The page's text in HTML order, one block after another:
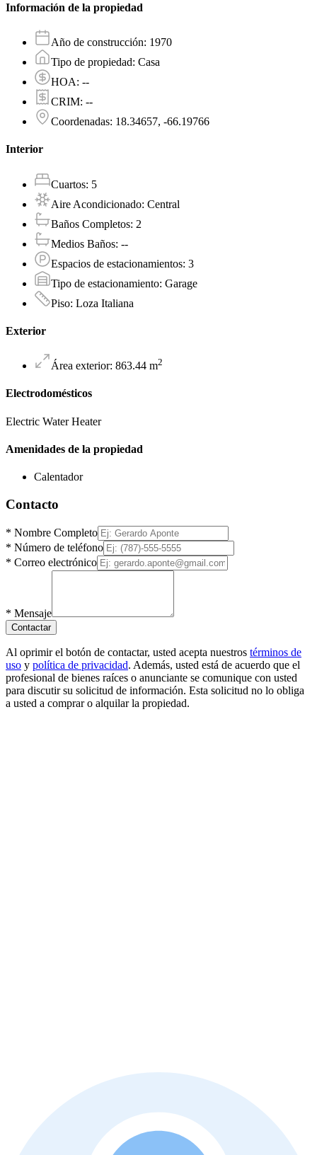
Información de la propiedad
Año de construcción: 1970
Tipo de propiedad: Casa
HOA: --
CRIM: --
Coordenadas: 18.34657, -66.19766
Interior
Cuartos: 5
Aire Acondicionado: Central
Baños Completos: 2
Medios Baños: --
Espacios de estacionamientos: 3
Tipo de estacionamiento: Garage
Piso: Loza Italiana
Exterior
Área exterior: 863.44 m2
Electrodomésticos
Electric Water Heater
Amenidades de la propiedad
Calentador
Contacto
* Nombre Completo
* Número de teléfono
* Correo electrónico
* Mensaje
Contactar
Al oprimir el botón de contactar, usted acepta nuestros términos de
uso y política de privacidad. Además, usted está de acuerdo que el
profesional de bienes raíces o anunciante se comunique con usted
para discutir su solicitud de información. Esta solicitud no lo obliga
a usted a comprar o alquilar la propiedad.